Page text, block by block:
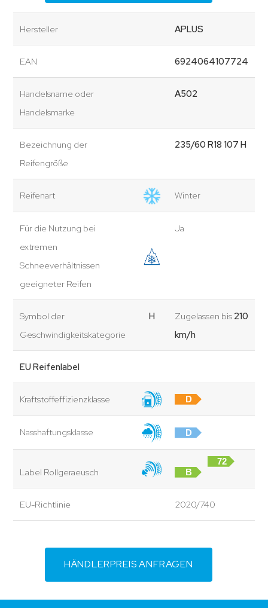
Hersteller APLUS
EAN 6924064107724
Handelsname oder
Handelsmarke
A502
Bezeichnung der
Reifengröße
235/60 R18 107 H
Reifenart Winter
Für die Nutzung bei
extremen
Schneeverhältnissen
geeigneter Reifen
Ja
Symbol der
Geschwindigkeitskategorie
H Zugelassen bis 210
km/h
EU Reifenlabel
Kraftstoffeffizienzklasse D
Nasshaftungsklasse D
Label Rollgeraeusch B
72
EU-Richtlinie 2020/740
HÄNDLERPREIS ANFRAGEN